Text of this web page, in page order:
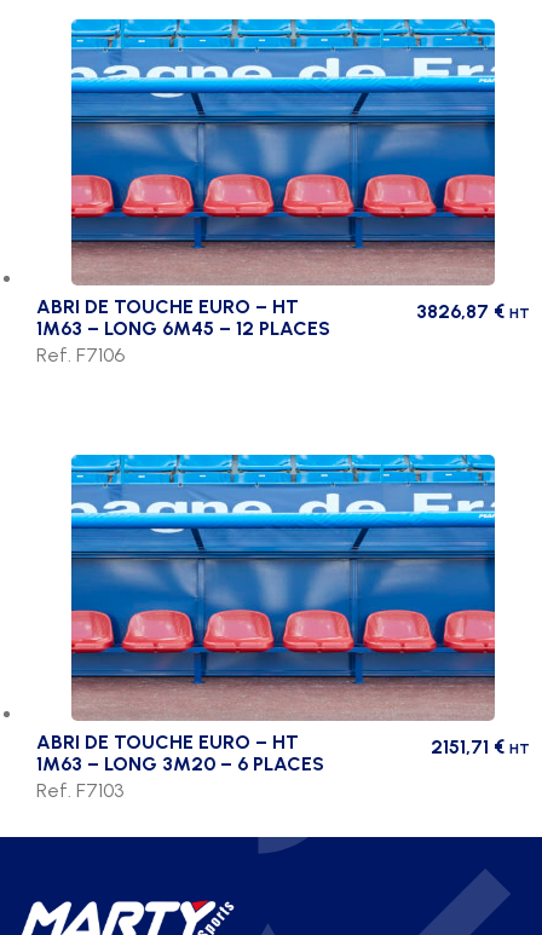
ABRI DE TOUCHE EURO – HT
1M63 – LONG 6M45 – 12 PLACES
3826,87 € HT
Ref. F7106
ABRI DE TOUCHE EURO – HT
1M63 – LONG 3M20 – 6 PLACES
2151,71 € HT
Ref. F7103